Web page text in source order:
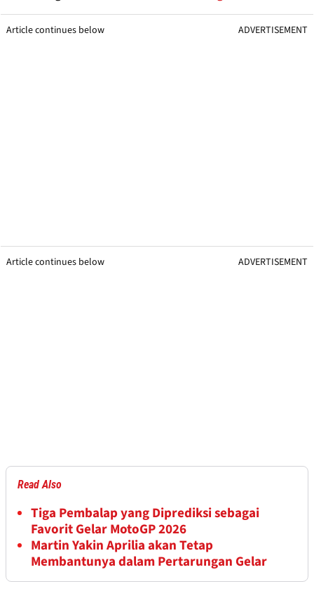
Article continues below ADVERTISEMENT
Article continues below ADVERTISEMENT
Read Also
Tiga Pembalap yang Diprediksi sebagai
Favorit Gelar MotoGP 2026
Martin Yakin Aprilia akan Tetap
Membantunya dalam Pertarungan Gelar